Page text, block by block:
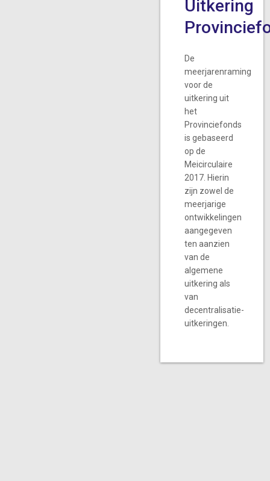
Uitkering
De
meerjarenraming
voor de
uitkering uit
het
Provinciefonds
is gebaseerd
op de
Meicirculaire
2017. Hierin
zijn zowel de
meerjarige
ontwikkelingen
aangegeven
ten aanzien
van de
algemene
uitkering als
van
decentralisatie-
uitkeringen.